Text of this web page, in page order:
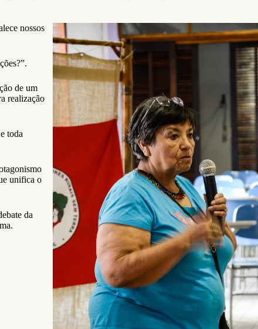
nossos
de um
realização
toda
unifica o
da